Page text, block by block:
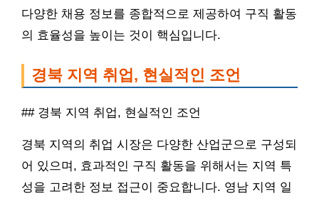
다양한 채용 정보를 종합적으로 제공하여 구직 활동
의 효율성을 높이는 것이 핵심입니다.
경북 지역 취업, 현실적인 조언
## 경북 지역 취업, 현실적인 조언
경북 지역의 취업 시장은 다양한 산업군으로 구성되
어 있으며, 효과적인 구직 활동을 위해서는 지역 특
성을 고려한 정보 접근이 중요합니다. 영남 지역 일